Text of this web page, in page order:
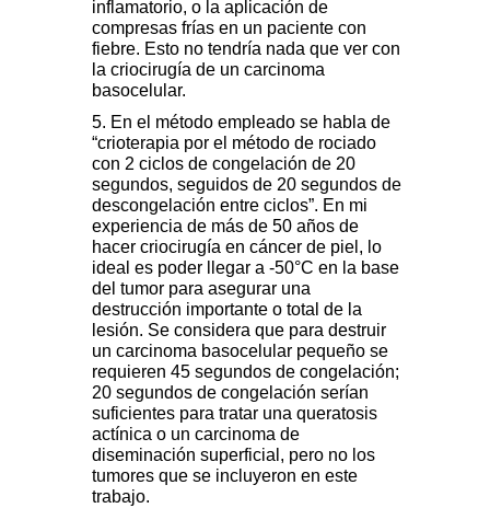
inflamatorio, o la aplicación de
compresas frías en un paciente con
fiebre. Esto no tendría nada que ver con
la criocirugía de un carcinoma
basocelular.
5. En el método empleado se habla de
“crioterapia por el método de rociado
con 2 ciclos de congelación de 20
segundos, seguidos de 20 segundos de
descongelación entre ciclos”. En mi
experiencia de más de 50 años de
hacer criocirugía en cáncer de piel, lo
ideal es poder llegar a -50°C en la base
del tumor para asegurar una
destrucción importante o total de la
lesión. Se considera que para destruir
un carcinoma basocelular pequeño se
requieren 45 segundos de congelación;
20 segundos de congelación serían
suficientes para tratar una queratosis
actínica o un carcinoma de
diseminación superficial, pero no los
tumores que se incluyeron en este
trabajo.